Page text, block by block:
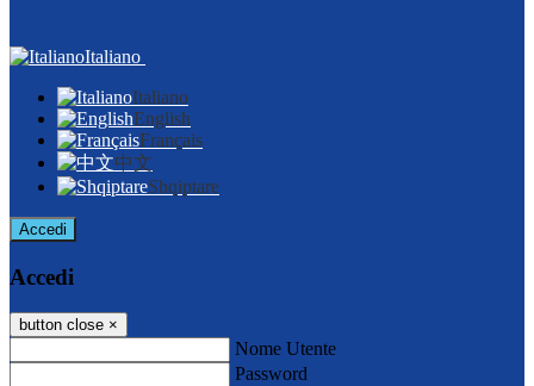
Italiano
Italiano
English
Français
中文
Shqiptare
Accedi
Accedi
button close ×
Nome Utente
Password